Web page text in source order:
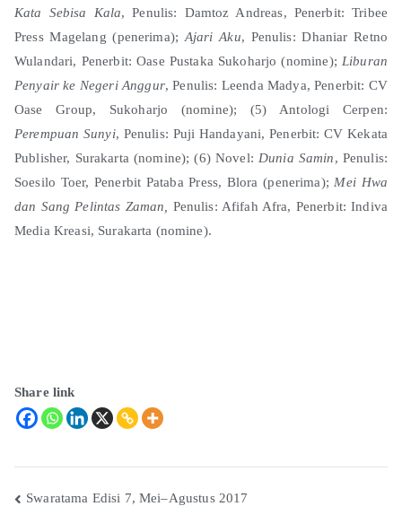
Kata Sebisa Kala, Penulis: Damtoz Andreas, Penerbit: Tribee
Press Magelang (penerima); Ajari Aku, Penulis: Dhaniar Retno
Wulandari, Penerbit: Oase Pustaka Sukoharjo (nomine); Liburan
Penyair ke Negeri Anggur, Penulis: Leenda Madya, Penerbit: CV
Oase Group, Sukoharjo (nomine); (5) Antologi Cerpen:
Perempuan Sunyi, Penulis: Puji Handayani, Penerbit: CV Kekata
Publisher, Surakarta (nomine); (6) Novel: Dunia Samin, Penulis:
Soesilo Toer, Penerbit Pataba Press, Blora (penerima); Mei Hwa
dan Sang Pelintas Zaman,
Penulis: Afifah Afra, Penerbit: Indiva
Media Kreasi, Surakarta (nomine).
Share link
Swaratama Edisi 7, Mei–Agustus 2017